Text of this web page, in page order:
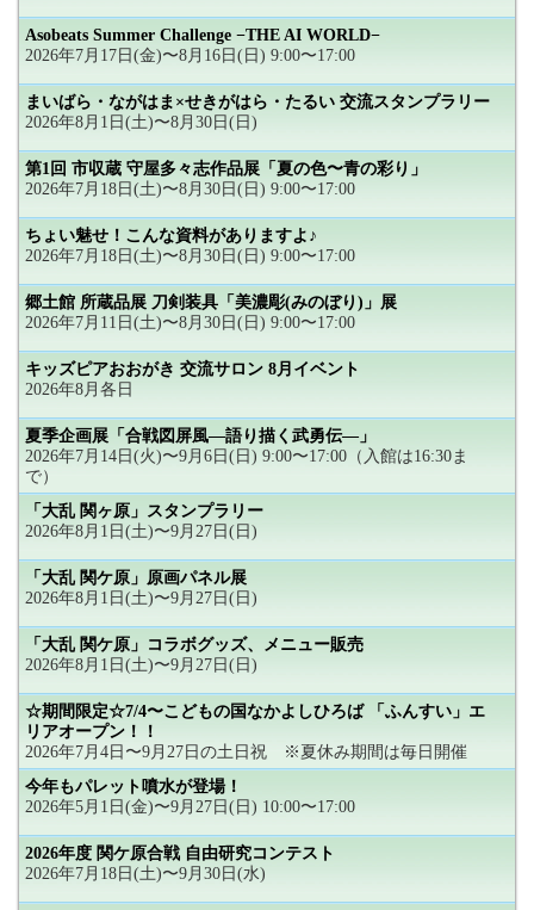
Asobeats Summer Challenge −THE AI WORLD−
2026年7月17日(金)〜8月16日(日) 9:00〜17:00
まいばら・ながはま×せきがはら・たるい 交流スタンプラリー
2026年8月1日(土)〜8月30日(日)
第1回 市収蔵 守屋多々志作品展「夏の色〜青の彩り」
2026年7月18日(土)〜8月30日(日) 9:00〜17:00
ちょい魅せ！こんな資料がありますよ♪
2026年7月18日(土)〜8月30日(日) 9:00〜17:00
郷土館 所蔵品展 刀剣装具「美濃彫(みのぼり)」展
2026年7月11日(土)〜8月30日(日) 9:00〜17:00
キッズピアおおがき 交流サロン 8月イベント
2026年8月各日
夏季企画展「合戦図屏風―語り描く武勇伝―」
2026年7月14日(火)〜9月6日(日) 9:00〜17:00（入館は16:30ま
で）
「大乱 関ヶ原」スタンプラリー
2026年8月1日(土)〜9月27日(日)
「大乱 関ケ原」原画パネル展
2026年8月1日(土)〜9月27日(日)
「大乱 関ケ原」コラボグッズ、メニュー販売
2026年8月1日(土)〜9月27日(日)
☆期間限定☆7/4〜こどもの国なかよしひろば 「ふんすい」エ
リアオープン！！
2026年7月4日〜9月27日の土日祝 ※夏休み期間は毎日開催
今年もパレット噴水が登場！
2026年5月1日(金)〜9月27日(日) 10:00〜17:00
2026年度 関ケ原合戦 自由研究コンテスト
2026年7月18日(土)〜9月30日(水)